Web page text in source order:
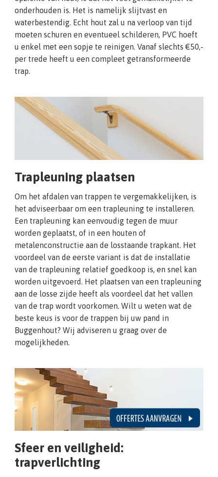
onderhouden is. Het is namelijk slijtvast en
waterbestendig. Echt hout zal u na verloop van tijd
moeten schuren en eventueel schilderen, PVC hoeft
u enkel met een sopje te reinigen. Vanaf slechts €50,-
per trede heeft u een compleet getransformeerde
trap.
Trapleuning plaatsen
Om het afdalen van trappen te vergemakkelijken, is
het adviseerbaar om een trapleuning te installeren.
Een trapleuning kan eenvoudig tegen de muur
worden geplaatst, of in een houten of
metalenconstructie aan de losstaande trapkant. Het
voordeel van de eerste variant is dat de installatie
van de trapleuning relatief goedkoop is, en snel kan
worden uitgevoerd. Het plaatsen van een trapleuning
aan de losse zijde heeft als voordeel dat het vallen
van de trap wordt voorkomen. Wilt u weten wat de
beste keus is voor de trappen bij uw pand in
Buggenhout? Wij adviseren u graag over de
mogelijkheden.
Sfeer en veiligheid:
trapverlichting